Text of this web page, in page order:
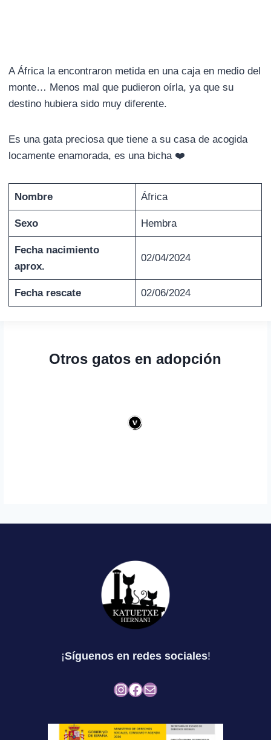
A África la encontraron metida en una caja en medio del
monte… Menos mal que pudieron oírla, ya que su
destino hubiera sido muy diferente.
Es una gata preciosa que tiene a su casa de acogida
locamente enamorada, es una bicha ❤️
Nombre África
Sexo Hembra
Fecha nacimiento
aprox.
02/04/2024
Fecha rescate 02/06/2024
Otros gatos en adopción
¡Síguenos en redes sociales!
Instagram
Facebook
Mail